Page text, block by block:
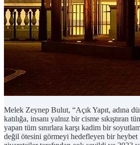
Melek Zeynep Bulut, “Açık Yapıt, adına
katılığa, insanı yalnız bir cisme sıkıştıran
yapan tüm sınırlara karşı kadim bir
değil ötesini görmeyi hedefleyen bir